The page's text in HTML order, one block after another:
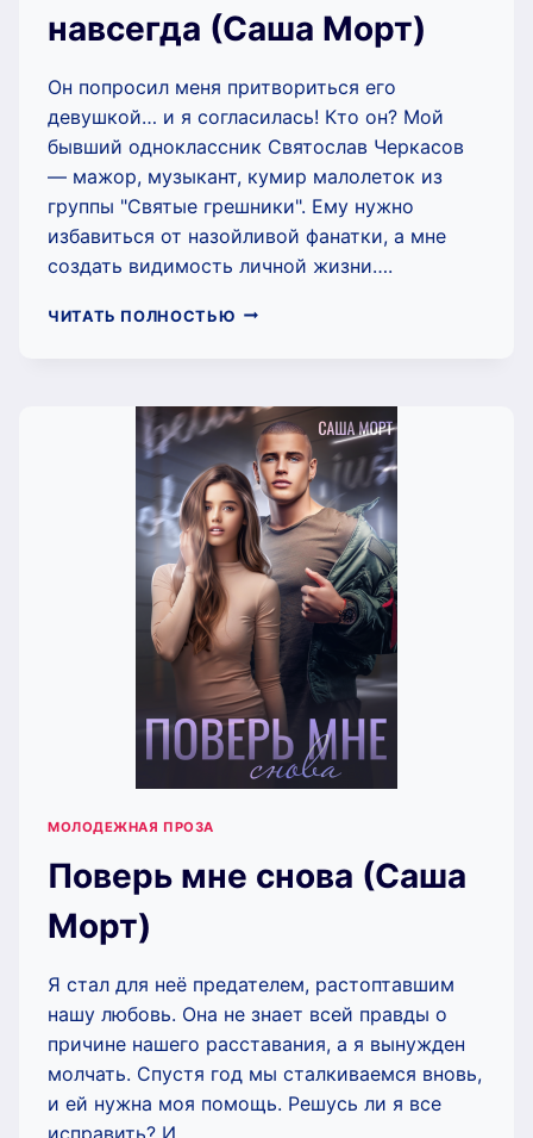
навсегда (Саша Морт)
Он попросил меня притвориться его
девушкой… и я согласилась! Кто он? Мой
бывший одноклассник Святослав Черкасов
— мажор, музыкант, кумир малолеток из
группы "Святые грешники". Ему нужно
избавиться от назойливой фанатки, а мне
создать видимость личной жизни….
ЧИТАТЬ ПОЛНОСТЬЮ ПРИТВОРИСЬ
МОРТ)
МОЛОДЕЖНАЯ ПРОЗА
Поверь мне снова (Саша
Морт)
Я стал для неё предателем, растоптавшим
нашу любовь. Она не знает всей правды о
причине нашего расставания, а я вынужден
молчать. Спустя год мы сталкиваемся вновь,
и ей нужна моя помощь. Решусь ли я все
исправить? И…